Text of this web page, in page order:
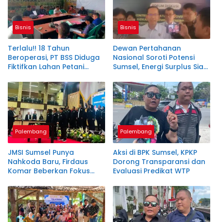
Bisnis
Terlalu!! 18 Tahun
Beroperasi, PT BSS Diduga
Fiktifkan Lahan Petani
Bisnis
Dewan Pertahanan
Nasional Soroti Potensi
Sumsel, Energi Surplus Siap
Palembang
JMSI Sumsel Punya
Nahkoda Baru, Firdaus
Komar Beberkan Fokus
Palembang
Aksi di BPK Sumsel, KPKP
Dorong Transparansi dan
Evaluasi Predikat WTP